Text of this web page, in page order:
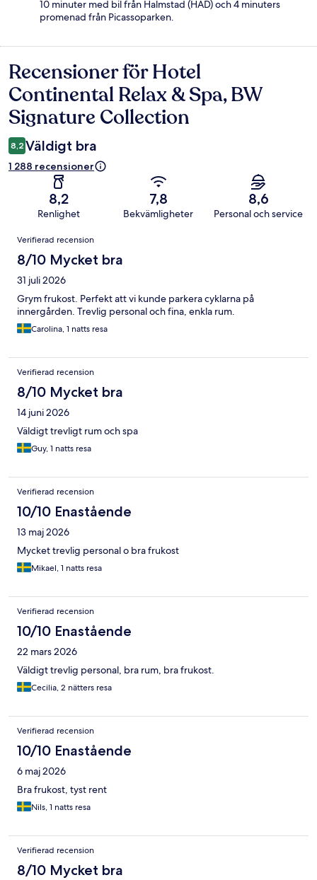
10 minuter med bil från Halmstad (HAD) och 4 minuters
promenad från Picassoparken.
Recensioner
Recensioner för Hotel
Continental Relax & Spa, BW
Signature Collection
8,2 Väldigt bra
1 288 recensioner
8,2
Renlighet
7,8
Bekvämligheter
8,6
Personal och service
Recensioner
Verifierad recension
8/10 Mycket bra
31 juli 2026
Grym frukost. Perfekt att vi kunde parkera cyklarna på
innergården. Trevlig personal och fina, enkla rum.
Carolina, 1 natts resa
Verifierad recension
8/10 Mycket bra
14 juni 2026
Väldigt trevligt rum och spa
Guy, 1 natts resa
Verifierad recension
10/10 Enastående
13 maj 2026
Mycket trevlig personal o bra frukost
Mikael, 1 natts resa
Verifierad recension
10/10 Enastående
22 mars 2026
Väldigt trevlig personal, bra rum, bra frukost.
Cecilia, 2 nätters resa
Verifierad recension
10/10 Enastående
6 maj 2026
Bra frukost, tyst rent
Nils, 1 natts resa
Verifierad recension
8/10 Mycket bra